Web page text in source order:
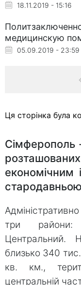
18.11.2019 - 15:16
медицинскую
05.09.2019 - 23:59
Ця сторінка була
Сімферополь
економічним
стародавньою
три райони:
Центральний.
близько 340
кв. км.,
центральній